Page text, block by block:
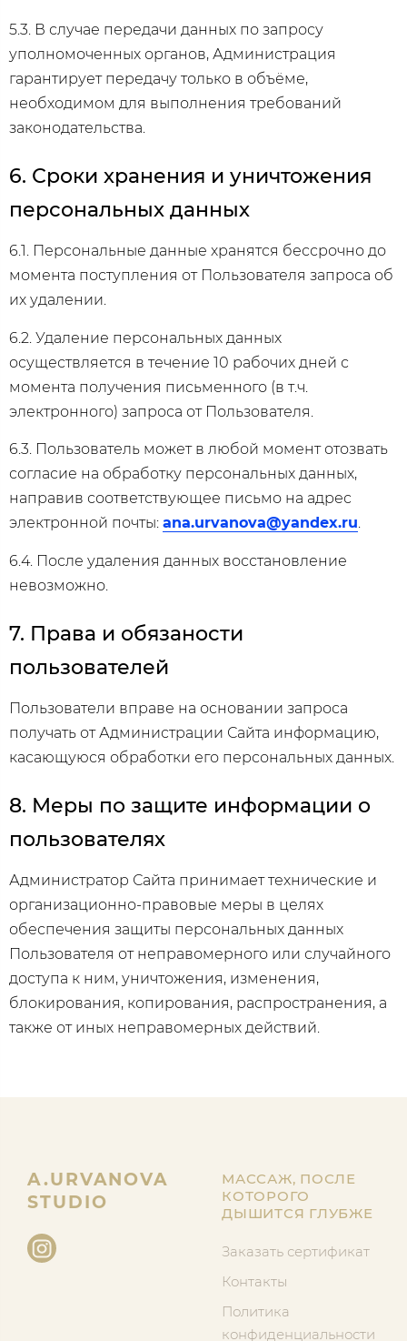
5.3. В случае передачи данных по запросу
уполномоченных органов, Администрация
гарантирует передачу только в объёме,
необходимом для выполнения требований
законодательства.
6. Сроки хранения и уничтожения
персональных данных
6.1. Персональные данные хранятся бессрочно до
момента поступления от Пользователя запроса об
их удалении.
6.2. Удаление персональных данных
осуществляется в течение 10 рабочих дней с
момента получения письменного (в т.ч.
электронного) запроса от Пользователя.
6.3. Пользователь может в любой момент отозвать
согласие на обработку персональных данных,
направив соответствующее письмо на адрес
электронной почты: ana.urvanova@yandex.ru.
6.4. После удаления данных восстановление
невозможно.
7. Права и обязаности
пользователей
Пользователи вправе на основании запроса
получать от Администрации Сайта информацию,
касающуюся обработки его персональных данных.
8. Меры по защите информации о
пользователях
Администратор Сайта принимает технические и
организационно-правовые меры в целях
обеспечения защиты персональных данных
Пользователя от неправомерного или случайного
доступа к ним, уничтожения, изменения,
блокирования, копирования, распространения, а
также от иных неправомерных действий.
A.URVANOVA
STUDIO
МАССАЖ, ПОСЛЕ
КОТОРОГО
ДЫШИТСЯ ГЛУБЖЕ
Заказать сертификат
Контакты
Политика
конфиденциальности